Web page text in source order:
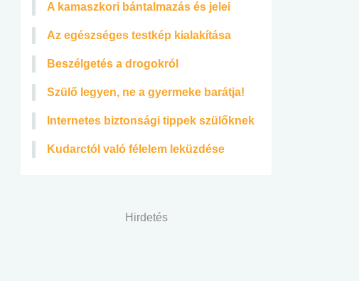
A kamaszkori bántalmazás és jelei
Az egészséges testkép kialakítása
Beszélgetés a drogokról
Szülő legyen, ne a gyermeke barátja!
Internetes biztonsági tippek szülőknek
Kudarctól való félelem leküzdése
Hirdetés